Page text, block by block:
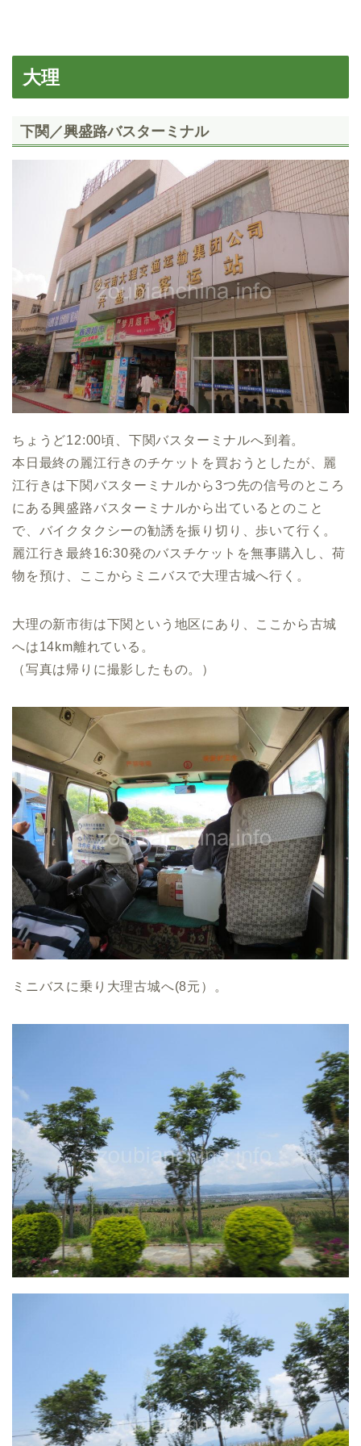
大理
下関／興盛路バスターミナル
ちょうど12:00頃、下関バスターミナルへ到着。
本日最終の麗江行きのチケットを買おうとしたが、麗
江行きは下関バスターミナルから3つ先の信号のところ
にある興盛路バスターミナルから出ているとのこと
で、バイクタクシーの勧誘を振り切り、歩いて行く。
麗江行き最終16:30発のバスチケットを無事購入し、荷
物を預け、ここからミニバスで大理古城へ行く。
大理の新市街は下関という地区にあり、ここから古城
へは14km離れている。
（写真は帰りに撮影したもの。）
ミニバスに乗り大理古城へ(8元）。